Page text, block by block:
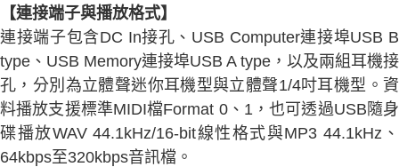
【連接端子與播放格式】
連接端子包含DC In接孔、USB Computer連接埠USB B
type、USB Memory連接埠USB A type，以及兩組耳機接
孔，分別為立體聲迷你耳機型與立體聲1/4吋耳機型。資
料播放支援標準MIDI檔Format 0、1，也可透過USB隨身
碟播放WAV 44.1kHz/16-bit線性格式與MP3 44.1kHz、
64kbps至320kbps音訊檔。